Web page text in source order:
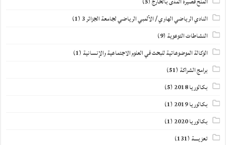
النادي الرياضي الهاوي / الألمبي الرياضي لجامعة الجزائر 3 (1)
النشاطات التوعوية (9)
الوكالة الموضوعاتية للبحث في العلوم الاجتماعية والإنسانية (1)
برامج الشراكة (51)
بكالوريا 2018
(5)
بكالوريا 2019
(1)
بكالوريا 2020
(1)
تعزيــــة (131)